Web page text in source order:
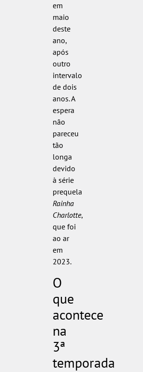
em
maio
deste
ano,
após
outro
intervalo
de dois
anos. A
espera
não
pareceu
tão
longa
devido
à série
prequela
Rainha
Charlotte,
que foi
ao ar
em
2023.
O
que
acontece
na
3ª
temporada